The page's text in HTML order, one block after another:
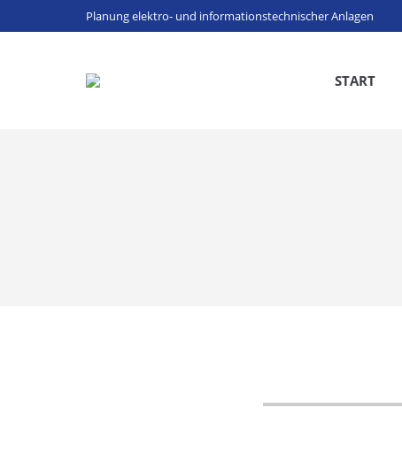
Planung elektro- und informationstechnischer Anlagen
START